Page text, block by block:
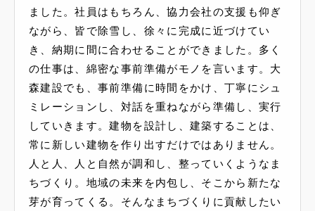
ました。社員はもちろん、協力会社の支援も仰ぎ
ながら、皆で除雪し、徐々に完成に近づけてい
き、納期に間に合わせることができました。多く
の仕事は、綿密な事前準備がモノを言います。大
森建設でも、事前準備に時間をかけ、丁寧にシュ
ミレーションし、対話を重ねながら準備し、実行
していきます。建物を設計し、建築することは、
常に新しい建物を作り出すだけではありません。
人と人、人と自然が調和し、整っていくようなま
ちづくり。地域の未来を内包し、そこから新たな
芽が育ってくる。そんなまちづくりに貢献したい